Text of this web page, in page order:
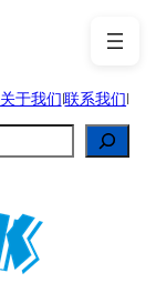
关于我们|联系我们|